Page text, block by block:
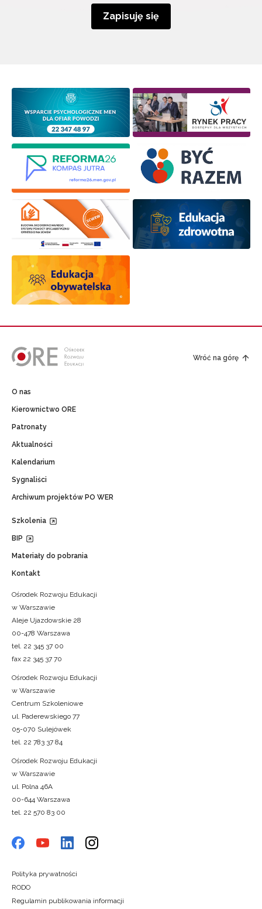
Zapisuję się
Wróć na górę
O nas
Kierownictwo ORE
Patronaty
Aktualności
Kalendarium
Sygnaliści
Archiwum projektów PO WER
Szkolenia
BIP
Materiały do pobrania
Kontakt
Ośrodek Rozwoju Edukacji
w Warszawie
Aleje Ujazdowskie 28
00-478 Warszawa
tel. 22 345 37 00
fax 22 345 37 70
Ośrodek Rozwoju Edukacji
w Warszawie
Centrum Szkoleniowe
ul. Paderewskiego 77
05-070 Sulejówek
tel. 22 783 37 84
Ośrodek Rozwoju Edukacji
w Warszawie
ul. Polna 46A
00-644 Warszawa
tel. 22 570 83 00
Polityka prywatności
RODO
Regulamin publikowania informacji